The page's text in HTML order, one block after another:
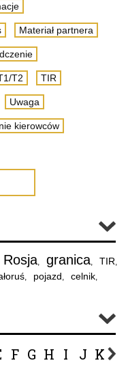
Materiał partnera
T2 TIR
Uwaga
kierowców
Rosja, granica, TIR,
, pojazd, celnik,
F G H I J K L